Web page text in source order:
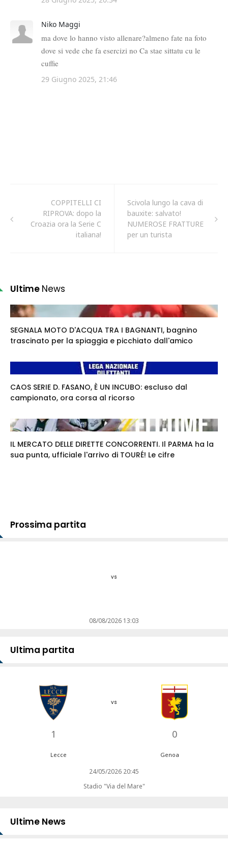
COPPITELLI CI
RIPROVA: dopo la
Croazia ora la Serie C
italiana!
Scivola lungo la cava di
bauxite: salvato!
NUMEROSE FRATTURE
per un turista
Ultime News
SEGNALA MOTO D'ACQUA TRA I BAGNANTI, bagnino
trascinato per la spiaggia e picchiato dall'amico
CAOS SERIE D. FASANO, È UN INCUBO: escluso dal
campionato, ora corsa al ricorso
IL MERCATO DELLE DIRETTE CONCORRENTI. Il PARMA ha la
sua punta, ufficiale l'arrivo di TOURÉ! Le cifre
Prossima partita
vs
08/08/2026 13:03
Ultima partita
1
vs
0
Lecce Genoa
24/05/2026 20:45
Stadio "Via del Mare"
Ultime News